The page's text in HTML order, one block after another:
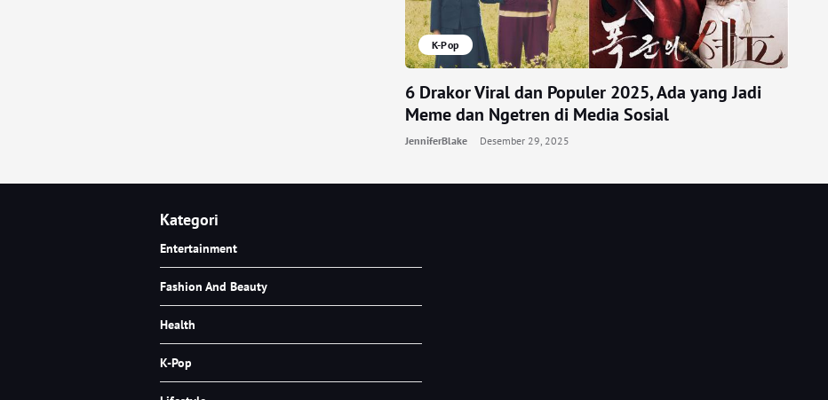
K-Pop
6 Drakor Viral dan Populer 2025, Ada yang Jadi
Meme dan Ngetren di Media Sosial
JenniferBlake Desember 29, 2025
Kategori
Entertainment
Fashion And Beauty
Health
K-Pop